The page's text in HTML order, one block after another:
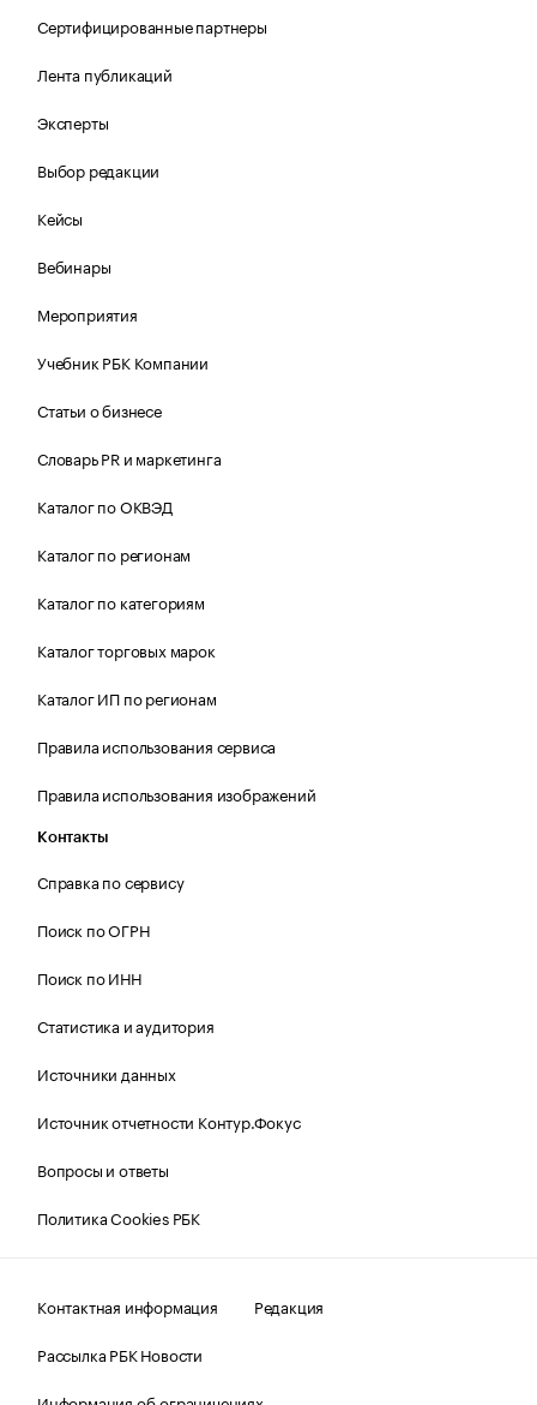
Сертифицированные партнеры
Лента публикаций
Эксперты
Выбор редакции
Кейсы
Вебинары
Мероприятия
Учебник РБК Компании
Статьи о бизнесе
Словарь PR и маркетинга
Каталог по ОКВЭД
Каталог по регионам
Каталог по категориям
Каталог торговых марок
Каталог ИП по регионам
Правила использования сервиса
Правила использования изображений
Контакты
Справка по сервису
Поиск по ОГРН
Поиск по ИНН
Статистика и аудитория
Источники данных
Источник отчетности Контур.Фокус
Вопросы и ответы
Политика Cookies РБК
Контактная информация
Редакция
Рассылка РБК Новости